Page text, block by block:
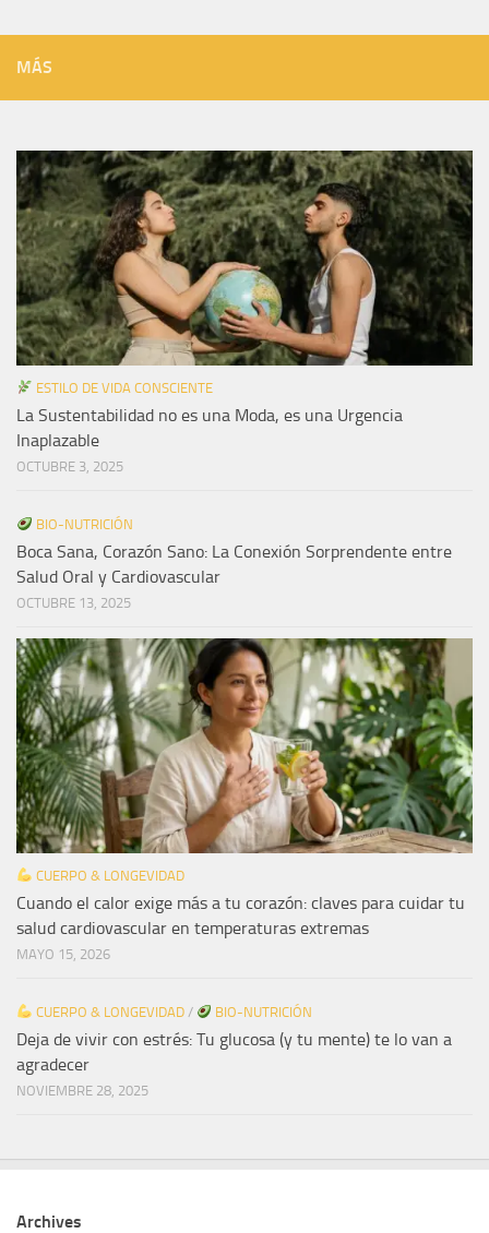
MÁS
ESTILO DE VIDA CONSCIENTE
La Sustentabilidad no es una Moda, es una Urgencia
Inaplazable
OCTUBRE 3, 2025
BIO-NUTRICIÓN
Boca Sana, Corazón Sano: La Conexión Sorprendente entre
Salud Oral y Cardiovascular
OCTUBRE 13, 2025
CUERPO & LONGEVIDAD
Cuando el calor exige más a tu corazón: claves para cuidar tu
salud cardiovascular en temperaturas extremas
MAYO 15, 2026
CUERPO & LONGEVIDAD/ BIO-NUTRICIÓN
Deja de vivir con estrés: Tu glucosa (y tu mente) te lo van a
agradecer
NOVIEMBRE 28, 2025
Archives